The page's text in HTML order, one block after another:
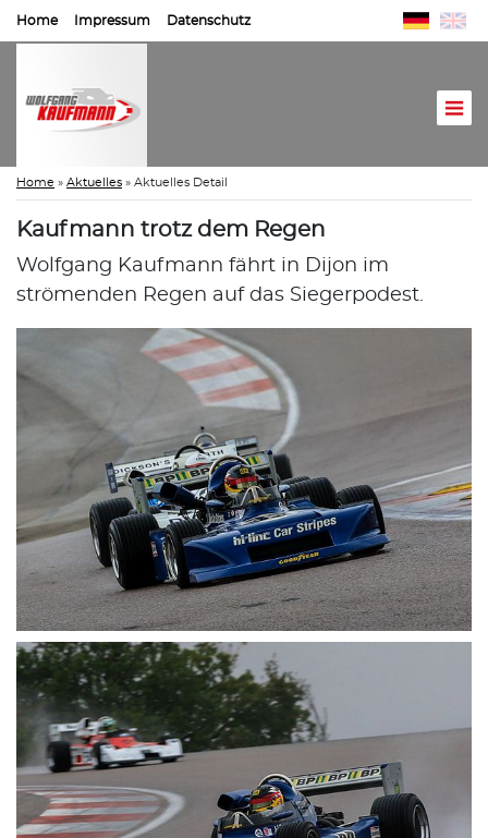
Home Impressum Datenschutz
Home » Aktuelles » Aktuelles Detail
Kaufmann trotz dem Regen
Wolfgang Kaufmann fährt in Dijon im
strömenden Regen auf das Siegerpodest.